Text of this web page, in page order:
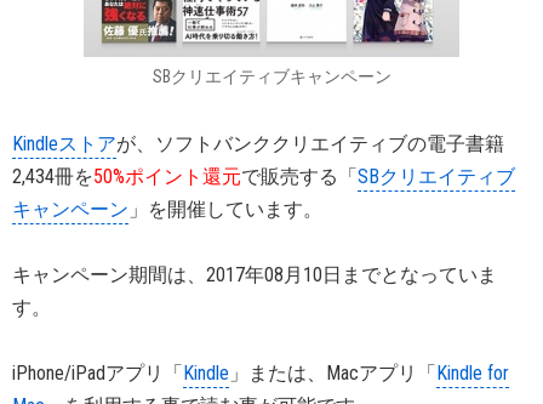
SBクリエイティブキャンペーン
Kindleストアが、ソフトバンククリエイティブの電子書籍
2,434冊を50%ポイント還元で販売する「SBクリエイティブ
キャンペーン 」を開催しています。
キャンペーン期間は、2017年08月10日までとなっていま
す。
iPhone/iPadアプリ「Kindle 」または、Macアプリ「Kindle for